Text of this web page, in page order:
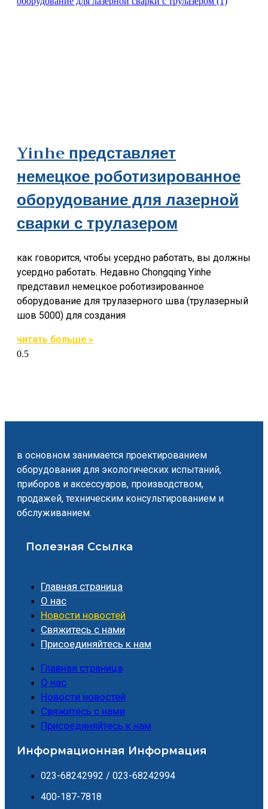
Yinhe представляет
немецкое роботизированное
оборудование для лазерной
сварки с трулазером
как говорится, чтобы усердно работать, вы должны
усердно работать. Недавно Chongqing Yinhe
представил немецкое роботизированное
оборудование для трулазерного шва (трулазерный
шов 5000) для создания
читать больше »
в основном занимается проектированием
оборудования для экологических испытаний,
приборов и аксессуаров, производством,
продажей, техническим консультированием и
обслуживанием.
Полезная Ссылка
Главная страница
О нас
Новости новостей
Свяжитесь с нами
Присоединяйтесь к нам
Главная страница
О нас
Новости новостей
Свяжитесь с нами
Присоединяйтесь к нам
Информационная Информация
023-68242992 / 023-68242994
400-187-7818